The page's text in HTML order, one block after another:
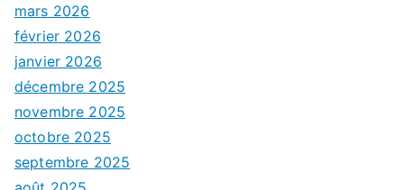
mars 2026
février 2026
janvier 2026
décembre 2025
novembre 2025
octobre 2025
septembre 2025